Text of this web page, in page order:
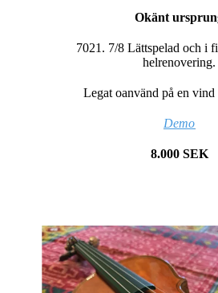
Okänt
7021. 7/8 Lättspelad och i
helrenovering.
Legat oanvänd på en
Demo
8.000 SEK